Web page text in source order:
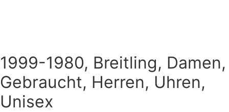
1999-1980, Breitling, Damen,
Gebraucht, Herren, Uhren,
Unisex